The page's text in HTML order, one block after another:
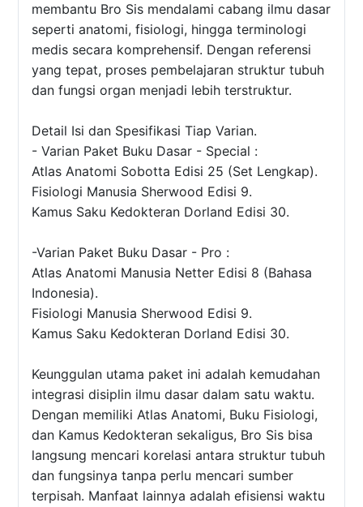
membantu Bro Sis mendalami cabang ilmu dasar
seperti anatomi, fisiologi, hingga terminologi
medis secara komprehensif. Dengan referensi
yang tepat, proses pembelajaran struktur tubuh
dan fungsi organ menjadi lebih terstruktur.
Detail Isi dan Spesifikasi Tiap Varian.
- Varian Paket Buku Dasar - Special :
Atlas Anatomi Sobotta Edisi 25 (Set Lengkap).
Fisiologi Manusia Sherwood Edisi 9.
Kamus Saku Kedokteran Dorland Edisi 30.
-Varian Paket Buku Dasar - Pro :
Atlas Anatomi Manusia Netter Edisi 8 (Bahasa
Indonesia).
Fisiologi Manusia Sherwood Edisi 9.
Kamus Saku Kedokteran Dorland Edisi 30.
Keunggulan utama paket ini adalah kemudahan
integrasi disiplin ilmu dasar dalam satu waktu.
Dengan memiliki Atlas Anatomi, Buku Fisiologi,
dan Kamus Kedokteran sekaligus, Bro Sis bisa
langsung mencari korelasi antara struktur tubuh
dan fungsinya tanpa perlu mencari sumber
terpisah. Manfaat lainnya adalah efisiensi waktu